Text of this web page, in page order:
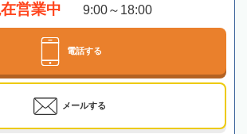
営業中 9:00～18:00
電話する
メールする